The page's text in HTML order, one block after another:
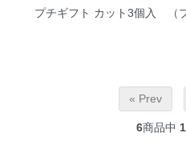
プチギフト カット3個入 （
« Prev
6商品中